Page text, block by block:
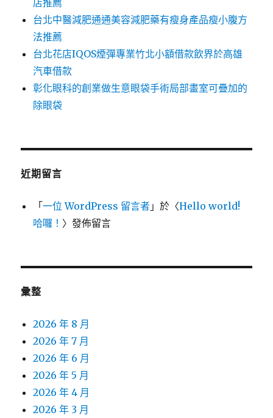
店推薦
台北中醫減肥通通美容減肥藥有瘦身產品瘦小腹方
法推薦
台北花店IQOS煙彈專業竹北小額借款飲界於高雄
汽車借款
彰化眼科的創業做生意眼袋手術局部畫室可疊加的
除眼袋
近期留言
「一位 WordPress 留言者 」於〈Hello world!
哈囉！ 〉發佈留言
彙整
2026 年 8 月
2026 年 7 月
2026 年 6 月
2026 年 5 月
2026 年 4 月
2026 年 3 月